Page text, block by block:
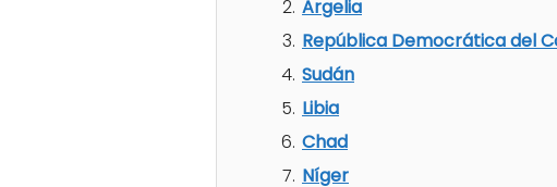
Argelia
República Democrática del
Sudán
Libia
Chad
Níger